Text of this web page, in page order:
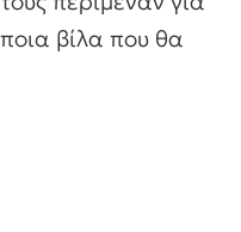
βίλα που θα